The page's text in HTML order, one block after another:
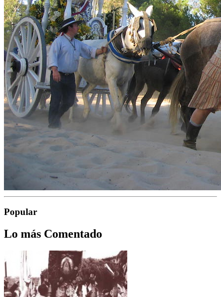
Popular
Lo más Comentado